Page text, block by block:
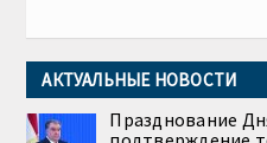
АКТУАЛЬНЫЕ НОВОСТИ
Празднование